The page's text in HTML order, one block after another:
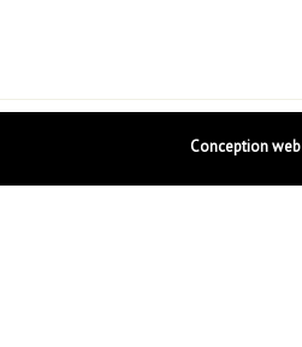
Conception web